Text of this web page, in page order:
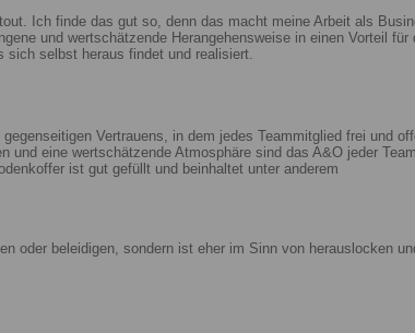
Ich finde das gut so, denn das macht meine Arbeit als
und wertschätzende Herangehensweise in einen Vorteil
selbst heraus findet und realisiert.
Vertrauens, in dem jedes Teammitglied frei und
eine wertschätzende Atmosphäre sind das A&O jeder
ist gut gefüllt und beinhaltet unter anderem
oder beleidigen, sondern ist eher im Sinn von herauslocken